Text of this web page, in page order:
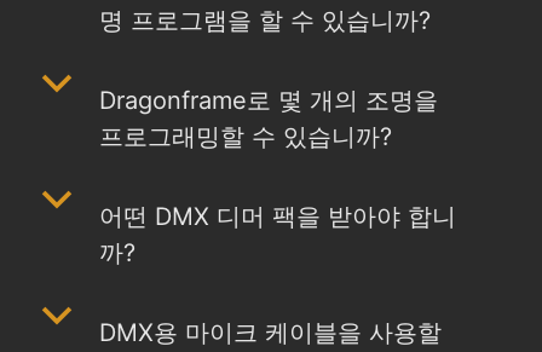
명 프로그램을 할 수 있습니까?
b
Dragonframe로 몇 개의 조명을
프로그래밍할 수 있습니까?
b
어떤 DMX 디머 팩을 받아야 합니
까?
b
DMX용 마이크 케이블을 사용할